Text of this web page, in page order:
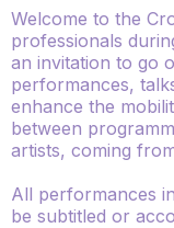
Welcome to the
professionals
an invitation to go
performances,
enhance the
between
artists, coming
All performances
be subtitled or